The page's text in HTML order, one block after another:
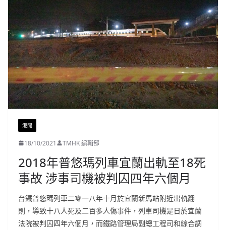
港聞
18/10/2021 TMHK 編輯部
2018年普悠瑪列車宜蘭出軌至18死
事故 涉事司機被判囚四年六個月
台鐵普悠瑪列車二零一八年十月於宜蘭新馬站附近出軌翻
則，導致十八人死及二百多人傷事件，列車司機是日於宜蘭
法院被判囚四年六個月，而鐵路管理局副總工程司和綜合調